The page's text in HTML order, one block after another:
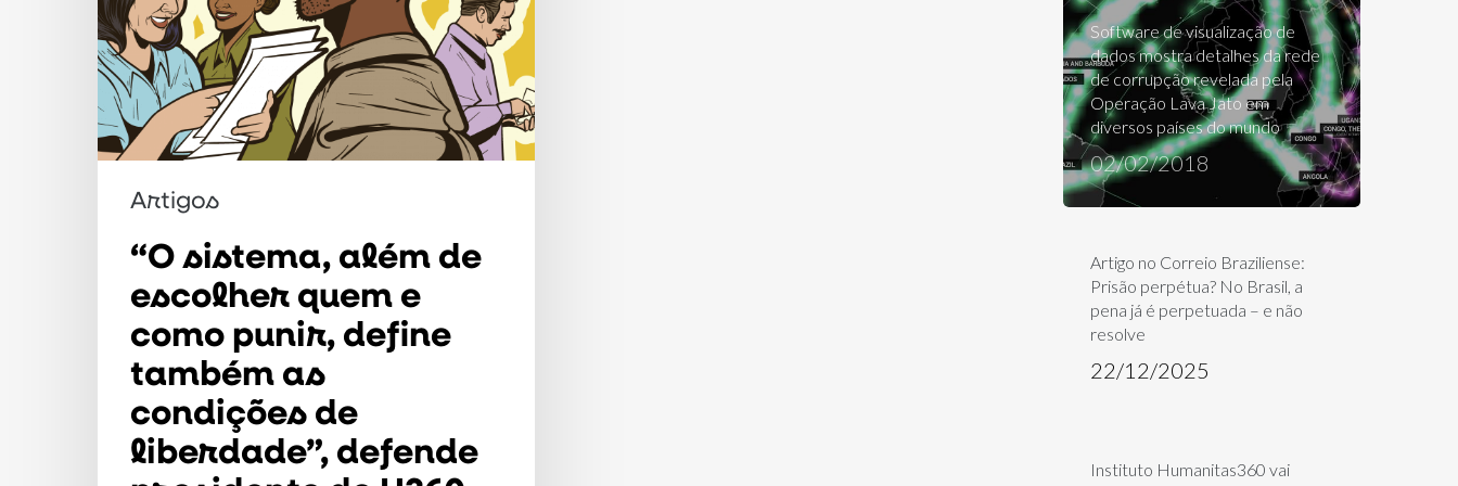
e
como
punir,
define
também
liberdade”,
defende
presidente
H360
Artigos
“O sistema, além de
escolher quem e
como punir, define
também as
condições de
liberdade”, defende
Software de visualização de
dados mostra detalhes da rede
de corrupção revelada pela
Operação Lava Jato em
diversos países do mundo
02/02/2018
Artigo no Correio Braziliense:
Prisão perpétua? No Brasil, a
pena já é perpetuada – e não
resolve
22/12/2025
Instituto Humanitas360 vai